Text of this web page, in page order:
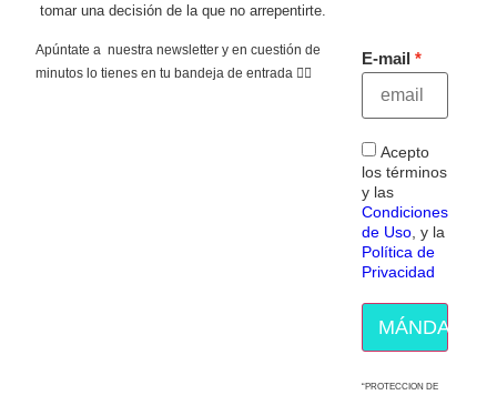
tomar una decisión de la que no arrepentirte.
Apúntate a nuestra newsletter y en cuestión de
minutos lo tienes en tu bandeja de entrada 👇🏻
E-mail
Acepto
los términos
y las
Condiciones
de Uso, y la
Política de
Privacidad
MÁNDAME
“PROTECCION DE